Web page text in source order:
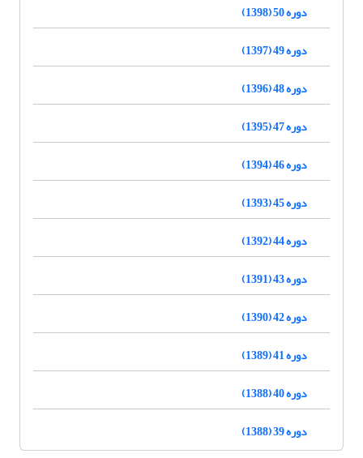
دوره 50 (1398)
دوره 49 (1397)
دوره 48 (1396)
دوره 47 (1395)
دوره 46 (1394)
دوره 45 (1393)
دوره 44 (1392)
دوره 43 (1391)
دوره 42 (1390)
دوره 41 (1389)
دوره 40 (1388)
دوره 39 (1388)